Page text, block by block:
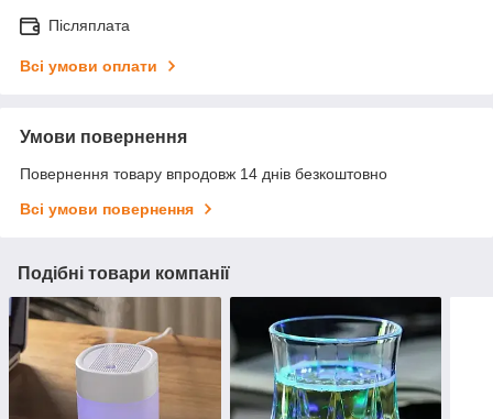
Післяплата
Всі умови оплати
Умови повернення
Повернення товару впродовж 14 днів безкоштовно
Всі умови повернення
Подібні товари компанії